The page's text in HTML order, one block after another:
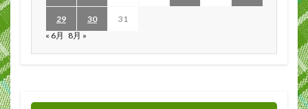
29 30
31
« 6月 8月 »